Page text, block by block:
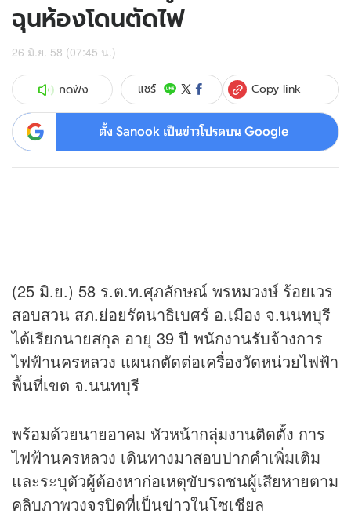
ฉุนห้องโดนตัดไฟ
26 มิ.ย. 58 (07:45 น.)
กดฟัง แชร์ Copy link
ตั้ง Sanook เป็นข่าวโปรดบน Google
(25 มิ.ย.) 58 ร.ต.ท.ศุภลักษณ์ พรหมวงษ์ ร้อยเวร
สอบสวน สภ.ย่อยรัตนาธิเบศร์ อ.เมือง จ.นนทบุรี
ได้เรียกนายสกุล อายุ 39 ปี พนักงานรับจ้างการ
ไฟฟ้านครหลวง แผนกตัดต่อเครื่องวัดหน่วยไฟฟ้า
พื้นที่เขต จ.นนทบุรี
พร้อมด้วยนายอาคม หัวหน้ากลุ่มงานติดตั้ง การ
ไฟฟ้านครหลวง เดินทางมาสอบปากคำเพิ่มเติม
และระบุตัวผู้ต้องหาก่อเหตุขับรถชนผู้เสียหายตาม
คลิบภาพวงจรปิดที่เป็นข่าวในโซเชียล